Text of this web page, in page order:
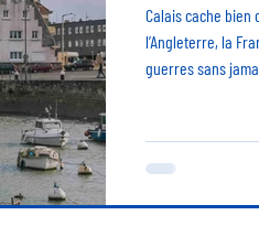
Calais cache
l’Angleterre, la
guerres sans
jumelée à la ville
laquelle on y